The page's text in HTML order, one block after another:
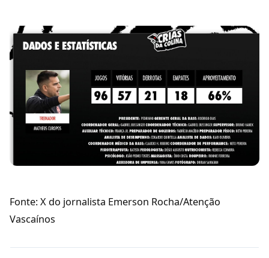
Fonte: X do jornalista Emerson Rocha/Atenção
Vascaínos